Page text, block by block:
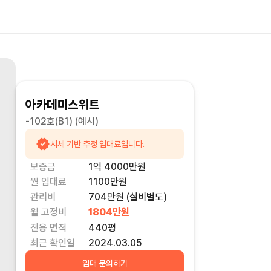
아카데미스위트
-102호(B1) (예시)
시세 기반 추정 임대료입니다.
보증금 1억 4000만원
월 임대료
1100만원
관리비
704만원 (실비별도)
월 고정비
1804만원
전용 면적
440평
최근 확인일
2024.03.05
임대 문의하기